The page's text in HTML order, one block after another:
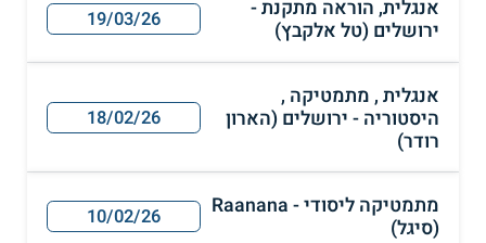
אנגלית, הוראה מתקנת -
ירושלים (טל אלקבץ)
19/03/26
אנגלית , מתמטיקה ,
היסטוריה - ירושלים (הארון
רודר)
18/02/26
מתמטיקה ליסודי - Raanana
(סיגל)
10/02/26